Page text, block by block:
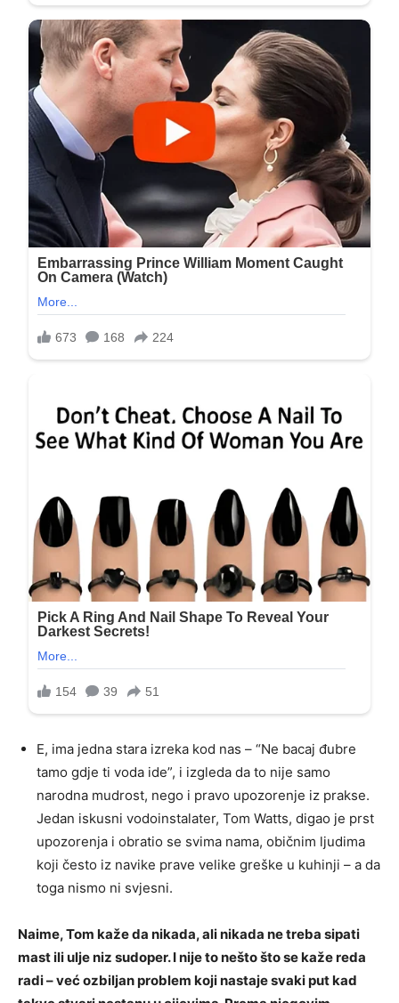
E, ima jedna stara izreka kod nas – “Ne bacaj đubre
tamo gdje ti voda ide”, i izgleda da to nije samo
narodna mudrost, nego i pravo upozorenje iz prakse.
Jedan iskusni vodoinstalater, Tom Watts, digao je prst
upozorenja i obratio se svima nama, običnim ljudima
koji često iz navike prave velike greške u kuhinji – a da
toga nismo ni svjesni.
Naime, Tom kaže da nikada, ali nikada ne treba sipati
mast ili ulje niz sudoper. I nije to nešto što se kaže reda
radi – već ozbiljan problem koji nastaje svaki put kad